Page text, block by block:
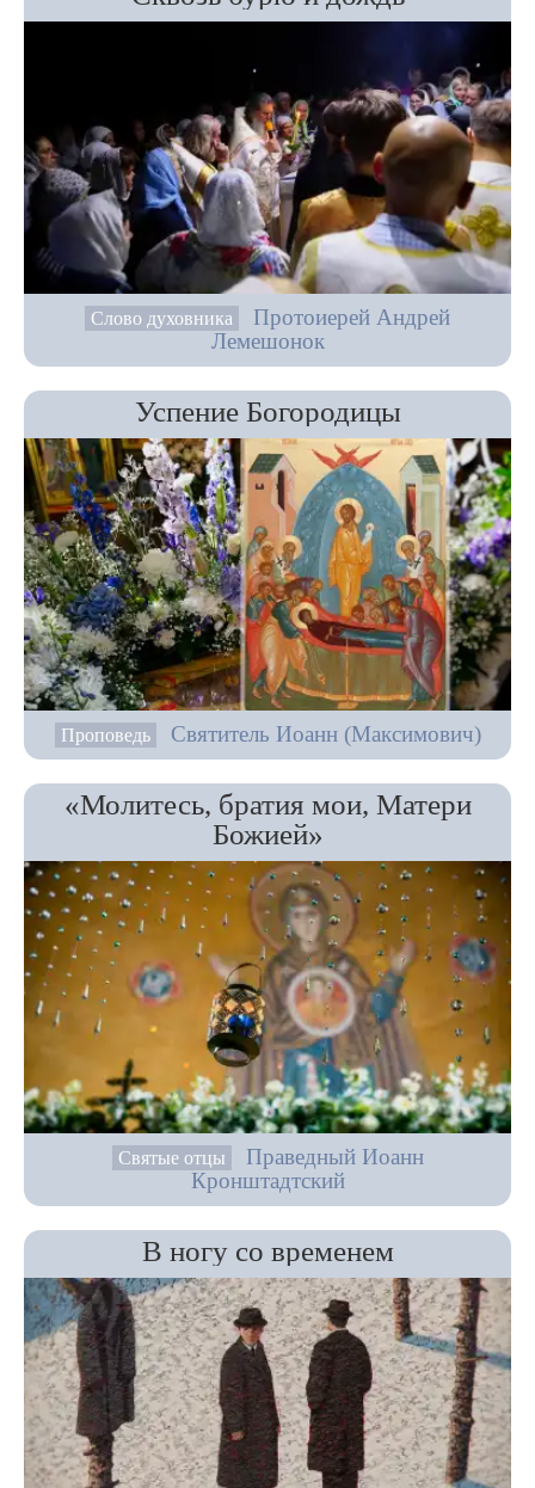
Слово духовника
Протоиерей Андрей
Лемешонок
Успение Богородицы
Проповедь Святитель Иоанн (Максимович)
«Молитесь, братия мои, Матери
Божией»
Святые отцы
Праведный Иоанн
Кронштадтский
В ногу со временем